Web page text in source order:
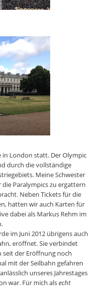
in London statt. Der Olympic
durch die vollständige
Meine Schwester
Paralympics zu ergattern
Neben Tickets für die
hatten wir auch Karten für
dabei als Markus Rehm im
im Juni 2012 übrigens auch
eröffnet. Sie verbindet
seit der Eröffnung noch
mit der Seilbahn gefahren
anlässlich unseres Jahrestages
war. Für mich alsecht